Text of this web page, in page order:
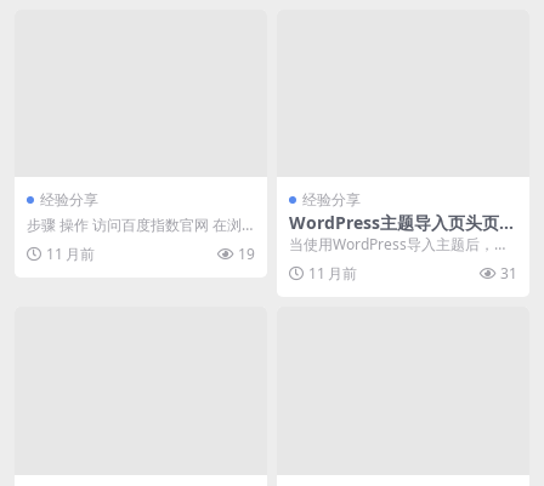
经验分享
步骤 操作 访问百度指数官网 在浏
览器中输入 www.baidu.com 并导
航...11 月前 19
经验分享
WordPress主题导入页头页尾
不显示 解决方案
当使用WordPress导入主题后，发
现页头(header)和页尾(footer...
11 月前 31